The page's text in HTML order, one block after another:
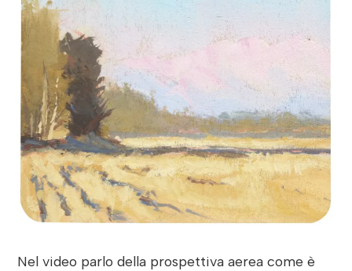
Nel video parlo della prospettiva aerea come è